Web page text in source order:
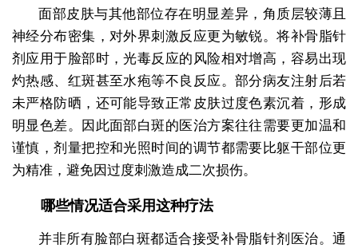
面部皮肤与其他部位存在明显差异，角质层较薄且
神经分布密集，对外界刺激反应更为敏锐。将补骨脂针
剂应用于脸部时，光毒反应的风险相对增高，容易出现
灼热感、红斑甚至水疱等不良反应。部分病友注射后若
未严格防晒，还可能导致正常皮肤过度色素沉着，形成
明显色差。因此面部白斑的医治方案往往需要更加温和
谨慎，剂量把控和光照时间的调节都需要比躯干部位更
为精准，避免因过度刺激造成二次损伤。
哪些情况适合采用这种疗法
并非所有脸部白斑都适合接受补骨脂针剂医治。通